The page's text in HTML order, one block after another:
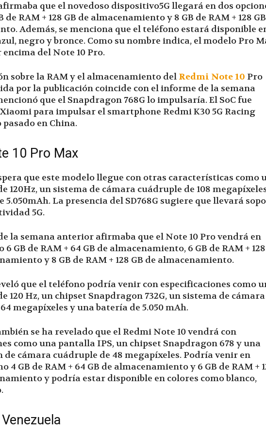
que el novedoso dispositivo5G llegará en dos
de RAM + 128 GB de almacenamiento y 8 GB de RAM + 128
Además, se menciona que el teléfono estará disponible
negro y bronce. Como su nombre indica, el modelo Pro
del Note 10 Pro.
sobre la RAM y el almacenamiento del Redmi Note 10 Pro
por la publicación coincide con el informe de la semana
que el Snapdragon 768G lo impulsaría. El SoC fue
para impulsar el smartphone Redmi K30 5G Racing
en China.
10 Pro Max
que este modelo llegue con otras características como
120Hz, un sistema de cámara cuádruple de 108
5.050mAh. La presencia del SD768G sugiere que llevará
5G.
la semana anterior afirmaba que el Note 10 Pro vendrá en
GB de RAM + 64 GB de almacenamiento, 6 GB de RAM + 128
y 8 GB de RAM + 128 GB de almacenamiento.
que el teléfono podría venir con especificaciones como
120 Hz, un chipset Snapdragon 732G, un sistema de cámara
megapíxeles y una batería de 5.050 mAh.
se ha revelado que el Redmi Note 10 vendrá con
como una pantalla IPS, un chipset Snapdragon 678 y una
cámara cuádruple de 48 megapíxeles. Podría venir en
4 GB de RAM + 64 GB de almacenamiento y 6 GB de RAM +
y podría estar disponible en colores como blanco,